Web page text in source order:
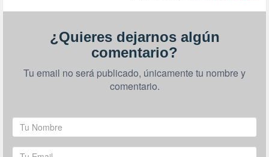
¿Quieres dejarnos algún
comentario?
Tu email no será publicado, únicamente tu nombre y
comentario.